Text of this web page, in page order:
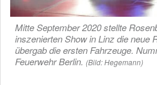
Mitte September 2020 stellte
inszenierten Show in Linz die neue
übergab die ersten Fahrzeuge.
Feuerwehr Berlin. (Bild: Hegemann)